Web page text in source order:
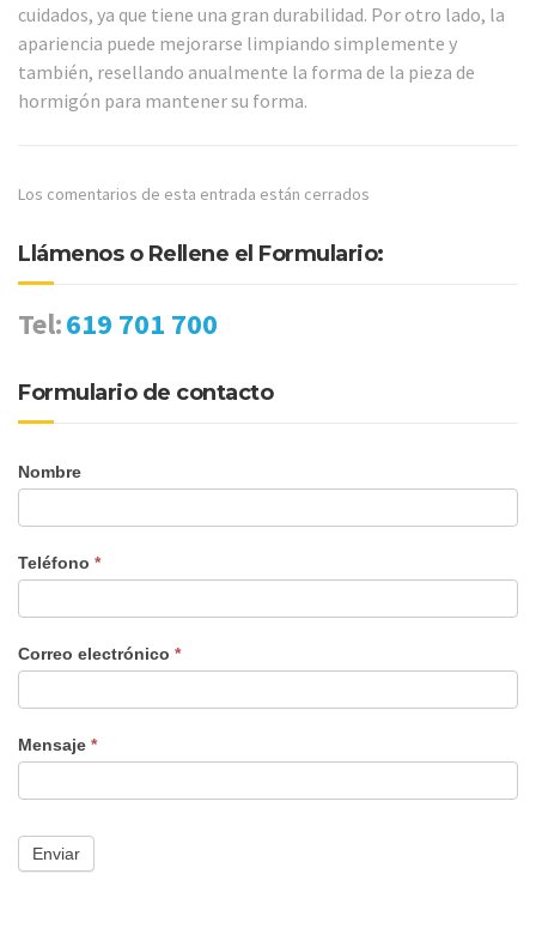
cuidados, ya que tiene una gran durabilidad. Por otro lado, la
apariencia puede mejorarse limpiando simplemente y
también, resellando anualmente la forma de la pieza de
hormigón para mantener su forma.
Los comentarios de esta entrada están cerrados
Llámenos o Rellene el Formulario:
Tel:619 701 700
Formulario de contacto
Nombre
Teléfono *
Correo electrónico *
Mensaje *
Enviar